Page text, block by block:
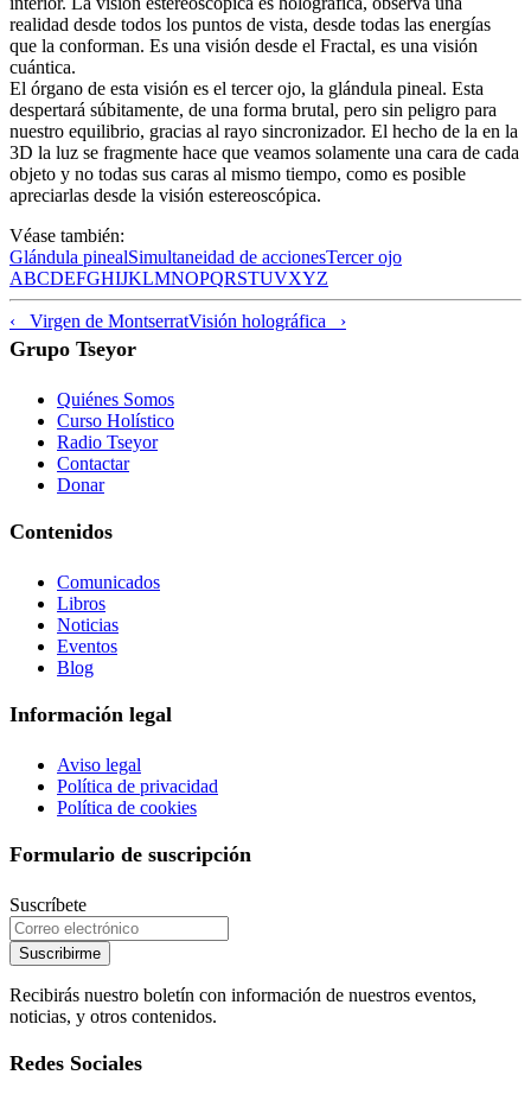
realidad desde todos los puntos de vista, desde todas las energías
que la conforman. Es una visión desde el Fractal, es una visión
cuántica.
El órgano de esta visión es el tercer ojo, la glándula pineal. Esta
despertará súbitamente, de una forma brutal, pero sin peligro para
nuestro equilibrio, gracias al rayo sincronizador. El hecho de la en la
3D la luz se fragmente hace que veamos solamente una cara de cada
objeto y no todas sus caras al mismo tiempo, como es posible
apreciarlas desde la visión estereoscópica.
Véase también:
Glándula pinealSimultaneidad de accionesTercer ojo
ABCDEFGHIJKLMNOPQRSTUVXYZ
‹ Virgen de MontserratVisión holográfica ›
Grupo Tseyor
Quiénes Somos
Curso Holístico
Radio Tseyor
Contactar
Donar
Contenidos
Comunicados
Libros
Noticias
Eventos
Blog
Información legal
Aviso legal
Política de privacidad
Política de cookies
Formulario de suscripción
Suscríbete
Suscribirme
Recibirás nuestro boletín con información de nuestros eventos,
noticias, y otros contenidos.
Redes Sociales